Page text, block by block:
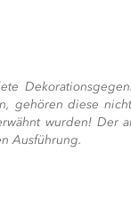
gehören diese
wurden! Der
Ausführung.